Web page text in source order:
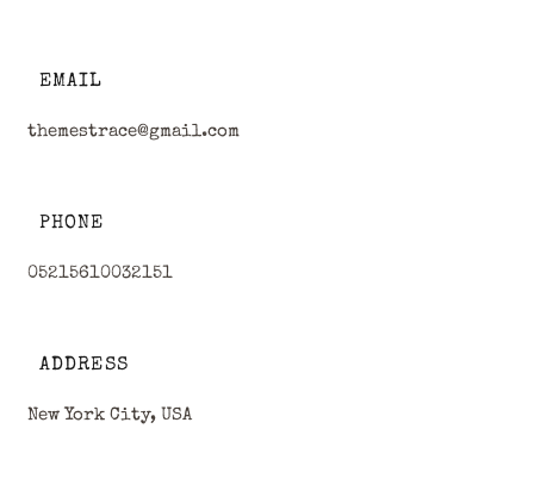
EMAIL
themestrace@gmail.com
PHONE
05215610032151
ADDRESS
New York City, USA